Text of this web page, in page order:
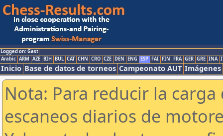
Logged on: Gast
Arabic ARM AZE BIH BUL CAT CHN CRO CZE DEN ENG ESP FAI FIN FRA GER GRE INA
Inicio Base de datos de torneos Campeonato AUT Imágenes
Nota: Para reducir la
escaneos diarios de